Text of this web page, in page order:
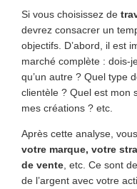
Si vous choisissez de
devrez consacrer un
objectifs. D’abord, il est
marché complète : dois-
qu’un autre ? Quel type
clientèle ? Quel est mon
mes créations ? etc.
Après cette analyse,
votre marque, votre
de vente , etc. Ce sont
de l’argent avec votre